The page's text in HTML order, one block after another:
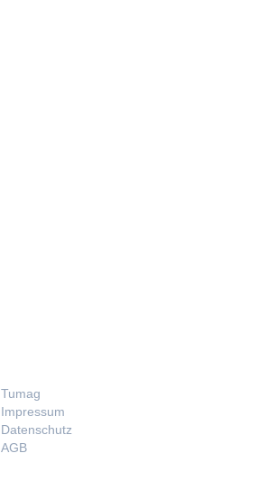
Tumag
Impressum
Datenschutz
AGB